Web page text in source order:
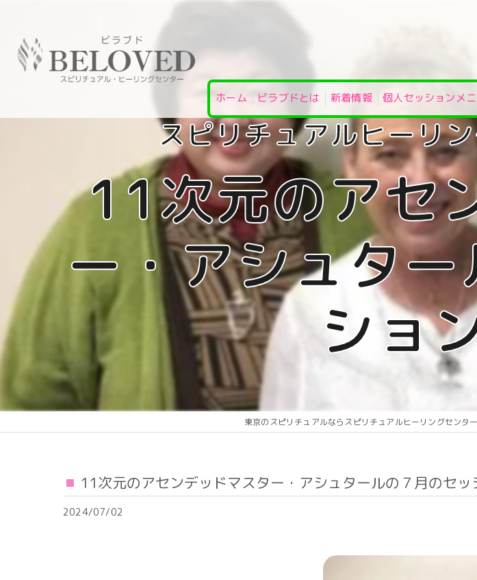
ホーム ビラブドとは 新着情報 個人セッションメ
11次元のアセ
ー・アシュタ
ショ
東京のスピリチュアルならスピリチュアルヒーリングセンタ
11次元のアセンデッドマスター・アシュタールの７月のセッ
2024/07/02